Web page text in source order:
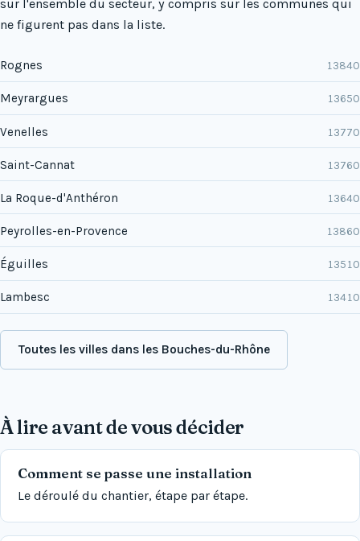
sur l'ensemble du secteur, y compris sur les communes qui
ne figurent pas dans la liste.
Rognes 13840
Meyrargues 13650
Venelles 13770
Saint-Cannat 13760
La Roque-d'Anthéron 13640
Peyrolles-en-Provence 13860
Éguilles 13510
Lambesc 13410
Toutes les villes dans les Bouches-du-Rhône
À lire avant de vous décider
Comment se passe une installation
Le déroulé du chantier, étape par étape.